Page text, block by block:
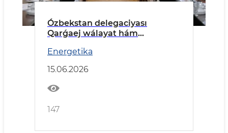
Ózbekstan delegaciyası
Qarǵaej wálayat hám
Energetika
15.06.2026
147